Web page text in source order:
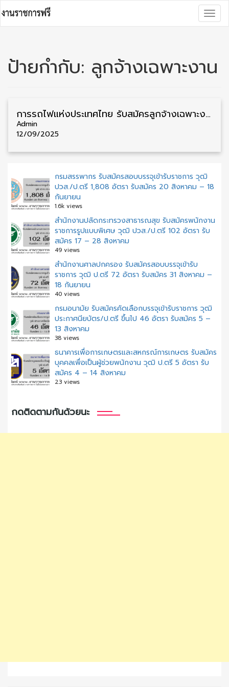
to
content
ป้ายกำกับ: ลูกจ้างเฉพาะงาน
การรถไฟแห่งประเทศไทย รับสมัครลูกจ้างเฉพาะงาน หลายตำแหน่ง หลายจังหวัด รับสมัครด้วยตนเอง
Admin
12/09/2025
กรมสรรพากร รับสมัครสอบบรรจุเข้ารับราชการ วุฒิ
ปวส./ป.ตรี 1,808 อัตรา รับสมัคร 20 สิงหาคม – 18
กันยายน
1.6k views
สำนักงานปลัดกระทรวงสาธารณสุข รับสมัครพนักงาน
ราชการรูปแบบพิเศษ วุฒิ ปวส./ป.ตรี 102 อัตรา รับ
สมัคร 17 – 28 สิงหาคม
49 views
สํานักงานศาลปกครอง รับสมัครสอบบรรจุเข้ารับ
ราชการ วุฒิ ป.ตรี 72 อัตรา รับสมัคร 31 สิงหาคม –
18 กันยายน
40 views
กรมอนามัย รับสมัครคัดเลือกบรรจุเข้ารับราชการ วุฒิ
ประกาศนียบัตร/ป.ตรี ขึ้นไป 46 อัตรา รับสมัคร 5 –
13 สิงหาคม
38 views
ธนาคารเพื่อการเกษตรและสหกรณ์การเกษตร รับสมัคร
บุคคลเพื่อเป็นผู้ช่วยพนักงาน วุฒิ ป.ตรี 5 อัตรา รับ
สมัคร 4 – 14 สิงหาคม
23 views
กดติดตามกันด้วยนะ